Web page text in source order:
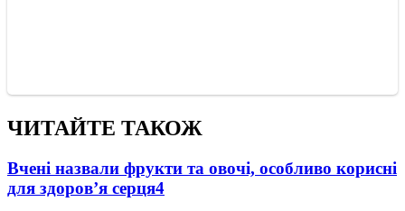
ЧИТАЙТЕ ТАКОЖ
Вчені назвали фрукти та овочі, особливо корисні
для здоров’я серця4